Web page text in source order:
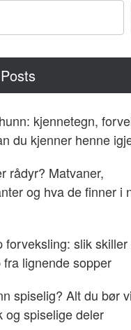
kjennetegn,
du kjenner henne
rådyr? Matvaner,
og hva de finner i
forveksling: slik skiller
lignende sopper
spiselig? Alt du bør
og spiselige deler